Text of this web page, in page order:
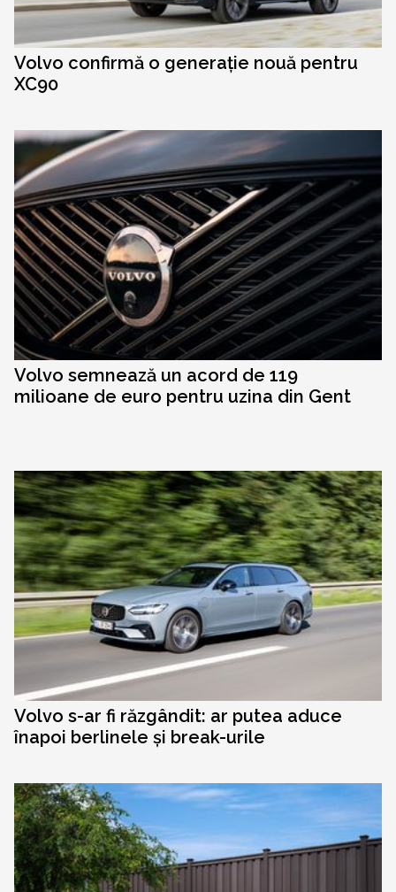
Volvo confirmă o generație nouă pentru
XC90
Volvo semnează un acord de 119
milioane de euro pentru uzina din Gent
Volvo s-ar fi răzgândit: ar putea aduce
înapoi berlinele și break-urile